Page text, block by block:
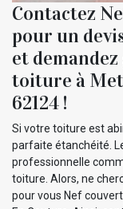
Contactez
pour un
et
toiture à
62124 !
Si votre toiture est
parfaite étanchéité.
professionnelle
toiture. Alors, ne
pour vous Nef